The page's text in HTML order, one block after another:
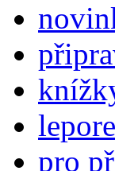
pro